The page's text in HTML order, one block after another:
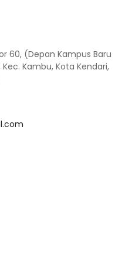
60, (Depan Kampus Baru
Kambu, Kota Kendari,